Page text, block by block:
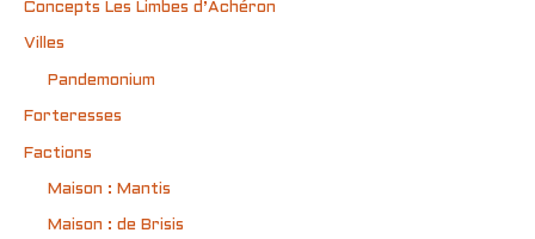
Concepts Les Limbes d’Achéron
Villes
Pandemonium
Forteresses
Factions
Maison : Mantis
Maison : de Brisis